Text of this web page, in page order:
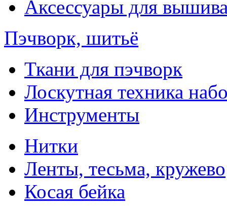
Аксессуары для
Пэчворк, шитьё
Ткани для пэчворк
Лоскутная техника
Инструменты
Нитки
Ленты, тесьма, кружево
Косая бейка